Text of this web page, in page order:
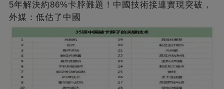
5年解決約86%卡脖難題！中國技術接連實現突破，
外媒：低估了中國